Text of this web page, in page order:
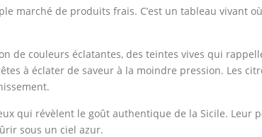
marché de produits frais. C’est un tableau vivant
de couleurs éclatantes, des teintes vives qui
à éclater de saveur à la moindre pression. Les
qui révèlent le goût authentique de la Sicile. Leur
sous un ciel azur.